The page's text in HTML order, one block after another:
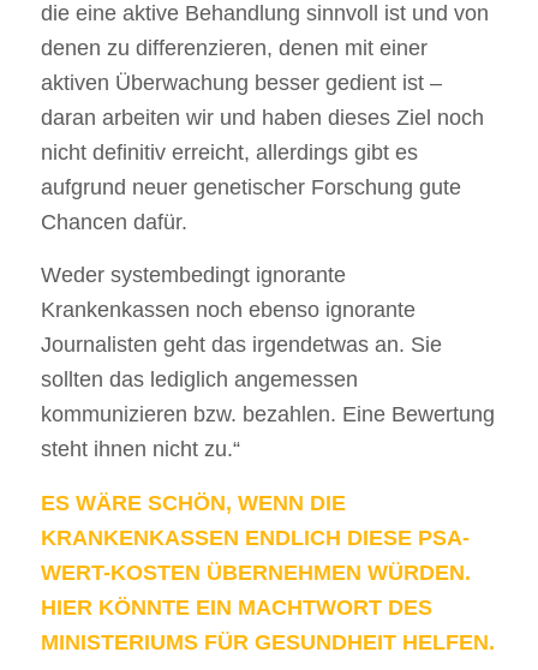
die eine aktive Behandlung sinnvoll ist und von
denen zu differenzieren, denen mit einer
aktiven Überwachung besser gedient ist –
daran arbeiten wir und haben dieses Ziel noch
nicht definitiv erreicht, allerdings gibt es
aufgrund neuer genetischer Forschung gute
Chancen dafür.
Weder systembedingt ignorante
Krankenkassen noch ebenso ignorante
Journalisten geht das irgendetwas an. Sie
sollten das lediglich angemessen
kommunizieren bzw. bezahlen. Eine Bewertung
steht ihnen nicht zu.“
ES WÄRE SCHÖN, WENN DIE
KRANKENKASSEN ENDLICH DIESE PSA-
WERT-KOSTEN ÜBERNEHMEN WÜRDEN.
HIER KÖNNTE EIN MACHTWORT DES
MINISTERIUMS FÜR GESUNDHEIT HELFEN.